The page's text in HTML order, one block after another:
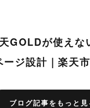
天GOLDが使えな
ジ設計｜楽天
くるパーツ選び
ブログ記事をもっと見